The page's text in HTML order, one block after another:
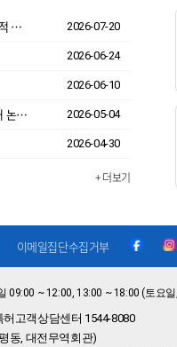
· [안내] KIPRISPlus 서비스 작업으로 인한 일시적 순단 가능성 공지 2026-07-20
2026-06-24
2026-06-10
· [설명회] 신규 상품(디자인 법적 상태 이력, 특허 논문 인용정보) 개방 설명회 안내 2026-05-04
2026-04-30
+ 더보기
09:00 ~ 12:00, 13:00 ~ 18:00 (토요
허고객상담센터 1544-8080
동, 대전무역회관)
이메일집단수집거부